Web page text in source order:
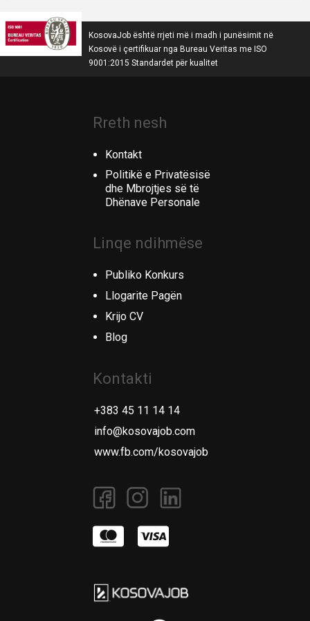
KosovaJob është rrjeti më i madh i punësimit në
Kosovë i çertifikuar nga Bureau Veritas me ISO
9001:2015 Standardet për kualitet
Rreth nesh
Kontakt
Politikë e Privatësisë
dhe Mbrojtjes së të
Dhënave Personale
Linqe ndihmëse
Publiko Konkurs
Llogarite Pagën
Krijo CV
Blog
Kontakti
+383 45 11 14 14
info@kosovajob.com
www.fb.com/kosovajob